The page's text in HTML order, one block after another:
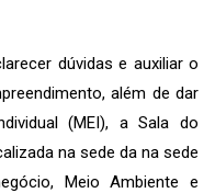
dúvidas e auxiliar o
além de dar
(MEI), a Sala do
na sede da na sede
Meio Ambiente e